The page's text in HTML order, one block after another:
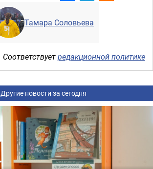
Тамара Соловьева
Соответствуетредакционной политике
Другие новости за сегодня